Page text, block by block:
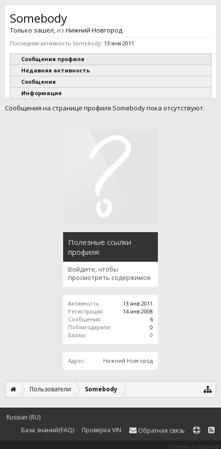
Полезные ссылки
профиля:
Войдите, чтобы
просмотреть содержимое
Активность:
13 янв 2011
Регистрация:
14 янв 2008
Сообщения:
6
Поблагодарили:
0
Баллы:
0
Адрес: Нижний Новгород
Somebody
Только зашел, из Нижний Новгород
Последняя активность Somebody: 13 янв 2011
Сообщения профиля
Недавняя активность
Сообщения
Информация
Сообщения на странице профиля Somebody пока отсутствуют.
Пользователи Somebody
Russian (RU)
База знаний(FAQ)
Проверка VIN Обратная связь
Условия и правила